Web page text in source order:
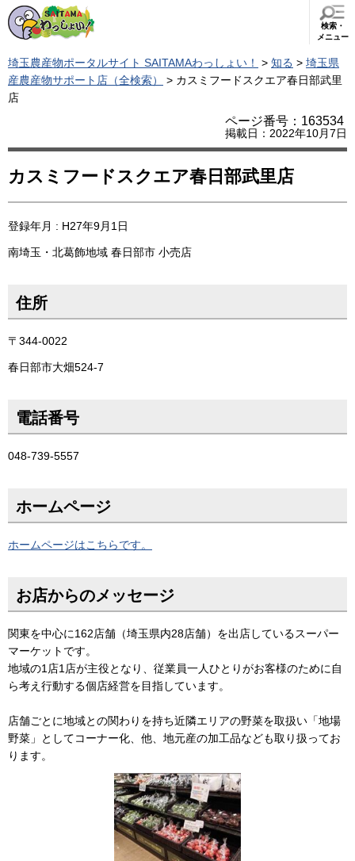
検索・
メニュー
埼玉農産物ポータルサイト SAITAMAわっしょい！ > 知る > 埼玉県
産農産物サポート店（全検索）
> カスミフードスクエア春日部武里
店
ページ番号：163534
掲載日：2022年10月7日
カスミフードスクエア春日部武里店
登録年月 : H27年9月1日
南埼玉・北葛飾地域 春日部市 小売店
住所
〒344-0022
春日部市大畑524-7
電話番号
048-739-5557
ホームページ
ホームページはこちらです。
お店からのメッセージ
関東を中心に162店舗（埼玉県内28店舗）を出店しているスーパー
マーケットです。
地域の1店1店が主役となり、従業員一人ひとりがお客様のために自
ら考え行動する個店経営を目指しています。
店舗ごとに地域との関わりを持ち近隣エリアの野菜を取扱い「地場
野菜」としてコーナー化、他、地元産の加工品なども取り扱ってお
ります。